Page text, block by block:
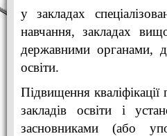
у закладах
навчання, закладах
державними органами,
освіти.
Підвищення кваліфікації
закладів освіти і
засновниками (або